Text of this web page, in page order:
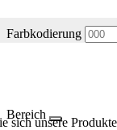
Farbkodierung
Bereich
sich unsere